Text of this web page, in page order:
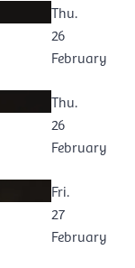
Thu.
26
February
Thu.
26
February
Fri.
27
February